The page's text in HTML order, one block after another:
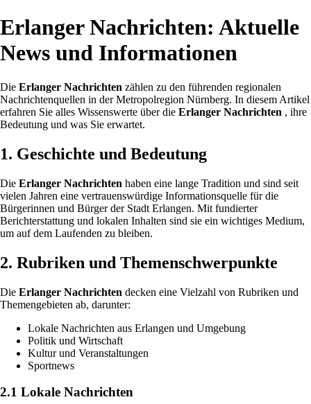
Erlanger Nachrichten: Aktuelle
News und Informationen
Die Erlanger Nachrichten zählen zu den führenden regionalen
Nachrichtenquellen in der Metropolregion Nürnberg. In diesem Artikel
erfahren Sie alles Wissenswerte über die Erlanger Nachrichten , ihre
Bedeutung und was Sie erwartet.
1. Geschichte und Bedeutung
Die Erlanger Nachrichten haben eine lange Tradition und sind seit
vielen Jahren eine vertrauenswürdige Informationsquelle für die
Bürgerinnen und Bürger der Stadt Erlangen. Mit fundierter
Berichterstattung und lokalen Inhalten sind sie ein wichtiges Medium,
um auf dem Laufenden zu bleiben.
2. Rubriken und Themenschwerpunkte
Die Erlanger Nachrichten decken eine Vielzahl von Rubriken und
Themengebieten ab, darunter:
Lokale Nachrichten aus Erlangen und Umgebung
Politik und Wirtschaft
Kultur und Veranstaltungen
Sportnews
2.1 Lokale Nachrichten